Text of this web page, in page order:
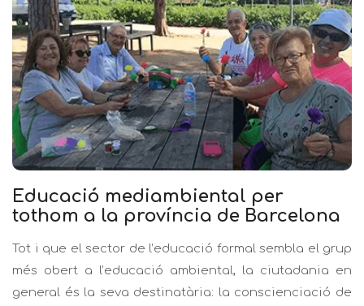
Educació mediambiental per
tothom a la província de Barcelona
Tot i que el sector de l’educació formal sembla el grup
més obert a l’educació ambiental, la ciutadania en
general és la seva destinatària: la conscienciació de